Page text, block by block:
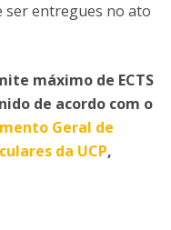
ser entregues no ato
máximo de ECTS
de acordo com o
Geral de
da UCP,